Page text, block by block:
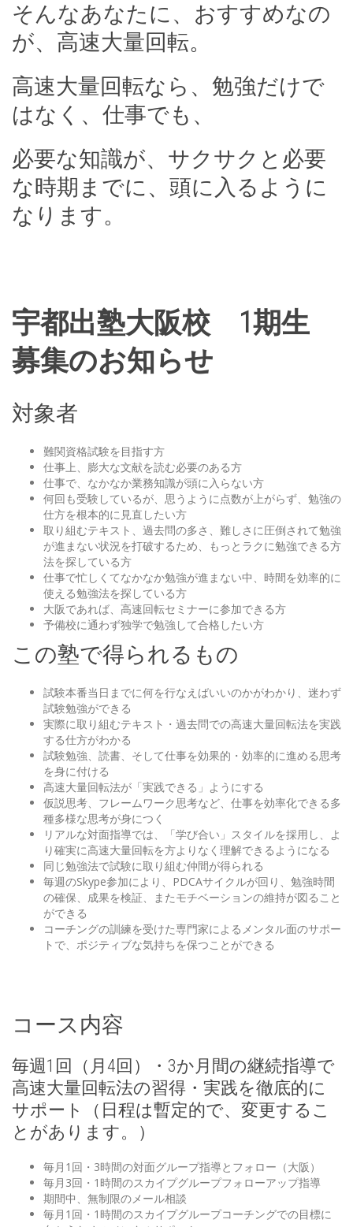
そんなあなたに、おすすめなの
が、高速大量回転。
高速大量回転なら、勉強だけで
はなく、仕事でも、
必要な知識が、サクサクと必要
な時期までに、頭に入るように
なります。
宇都出塾大阪校 1 期生
募集のお知らせ
対象者
難関資格試験を目指す方
仕事上、膨大な文献を読む必要のある方
仕事で、なかなか業務知識が頭に入らない方
何回も受験しているが、思うように点数が上がらず、勉強の
仕方を根本的に見直したい方
取り組むテキスト、過去問の多さ、難しさに圧倒されて勉強
が進まない状況を打破するため、もっとラクに勉強できる方
法を探している方
仕事で忙しくてなかなか勉強が進まない中、時間を効率的に
使える勉強法を探している方
大阪であれば、高速回転セミナーに参加できる方
予備校に通わず独学で勉強して合格したい方
この塾で得られるもの
試験本番当日までに何を行なえばいいのかがわかり、迷わず
試験勉強ができる
実際に取り組むテキスト・過去問での高速大量回転法を実践
する仕方がわかる
試験勉強、読書、そして仕事を効果的・効率的に進める思考
を身に付ける
高速大量回転法が「実践できる」ようにする
仮説思考、フレームワーク思考など、仕事を効率化できる多
種多様な思考が身につく
リアルな対面指導では、「学び合い」スタイルを採用し、よ
り確実に高速大量回転を方よりなく理解できるようになる
同じ勉強法で試験に取り組む仲間が得られる
毎週のSkype参加により、PDCAサイクルが回り、勉強時間
の確保、成果を検証、またモチベーションの維持が図ること
ができる
コーチングの訓練を受けた専門家によるメンタル面のサポー
トで、ポジティブな気持ちを保つことができる
コース内容
毎週1回（月4回）・3か月間の継続指導で
高速大量回転法の習得・実践を徹底的に
サポート（日程は暫定的で、変更するこ
とがあります。）
毎月1回・3時間の対面グループ指導とフォロー（大阪）
毎月3回・1時間のスカイプグループフォローアップ指導
期間中、無制限のメール相談
毎月1回・1時間のスカイプグループコーチングでの目標に